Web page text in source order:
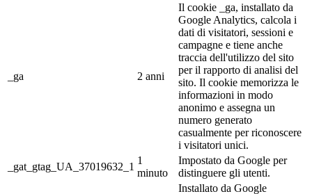
_ga 2 anni
Il cookie _ga, installato da
Google Analytics, calcola i
dati di visitatori, sessioni e
campagne e tiene anche
traccia dell'utilizzo del sito
per il rapporto di analisi del
sito. Il cookie memorizza le
informazioni in modo
anonimo e assegna un
numero generato
casualmente per riconoscere
i visitatori unici.
_gat_gtag_UA_37019632_1
1
minuto
Impostato da Google per
distinguere gli utenti.
Installato da Google